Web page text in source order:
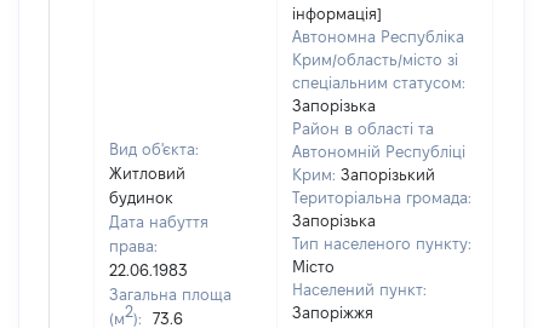
Вид об'єкта:
Житловий
будинок
Дата набуття
права:
22.06.1983
Загальна площа
(м2): 73.6
інформація]
Автономна Республіка
Крим/область/місто зі
спеціальним статусом:
Запорізька
Район в області та
Автономній Республіці
Крим: Запорізький
Територіальна громада:
Запорізька
Тип населеного пункту:
Місто
Населений пункт:
Запоріжжя